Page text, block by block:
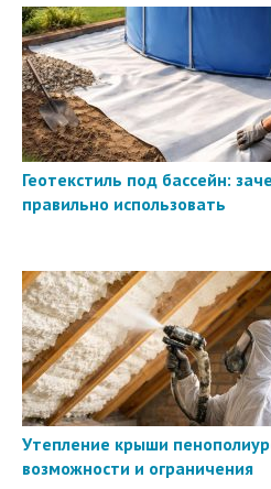
Геотекстиль под бассейн:
правильно использовать
Утепление крыши
возможности и ограничения